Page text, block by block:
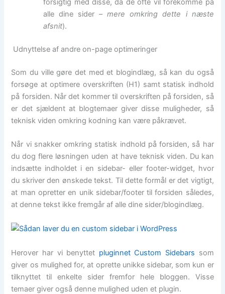
forsigtig med disse, da de ofte vil forekomme på
alle dine sider –mere omkring dette i næste
afsnit).
Udnyttelse af andre on-page optimeringer
Som du ville gøre det med et blogindlæg, så kan du også
forsøge at optimere overskriften (H1) samt statisk indhold
på forsiden. Når det kommer til overskriften på forsiden, så
er det sjældent at blogtemaer giver disse muligheder, så
teknisk viden omkring kodning kan være påkrævet.
Når vi snakker omkring statisk indhold på forsiden, så har
du dog flere løsningen uden at have teknisk viden. Du kan
indsætte indholdet i en sidebar- eller footer-widget, hvor
du skriver den ønskede tekst. Til dette formål er det vigtigt,
at man opretter en unik sidebar/footer til forsiden således,
at denne tekst ikke fremgår af alle dine sider/blogindlæg.
Herover har vi benyttet pluginnet Custom Sidebars som
giver os mulighed for, at oprette unikke sidebar, som kun er
tilknyttet til enkelte sider fremfor hele bloggen. Visse
temaer giver også denne mulighed uden et plugin.